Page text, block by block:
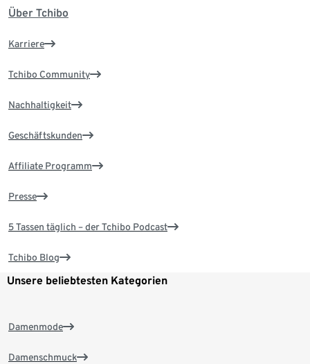
Über Tchibo
Karriere
Tchibo Community
Nachhaltigkeit
Geschäftskunden
Affiliate Programm
Presse
5 Tassen täglich – der Tchibo Podcast
Tchibo Blog
Unsere beliebtesten Kategorien
Damenmode
Damenschmuck